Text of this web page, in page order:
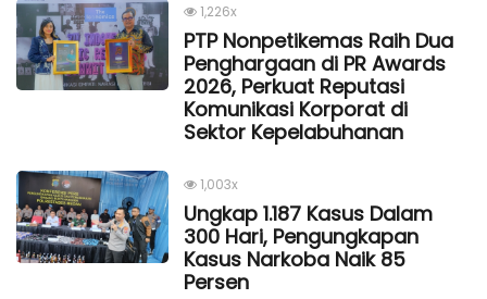
1,226x
PTP Nonpetikemas Raih Dua
Penghargaan di PR Awards
2026, Perkuat Reputasi
Komunikasi Korporat di
Sektor Kepelabuhanan
1,003x
Ungkap 1.187 Kasus Dalam
300 Hari, Pengungkapan
Kasus Narkoba Naik 85
Persen